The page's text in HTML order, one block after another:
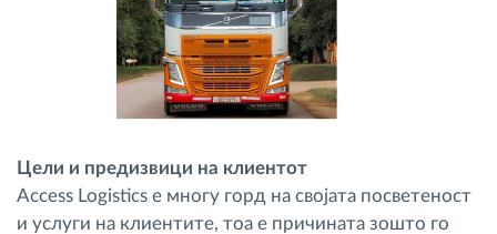
Цели и предизвици на клиентот
Access Logistics е многу горд на својата посветеност
и услуги на клиентите, тоа е причината зошто го